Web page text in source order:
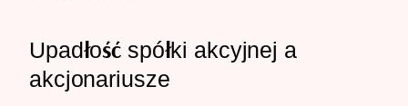
Upadłość spółki akcyjnej a
akcjonariusze